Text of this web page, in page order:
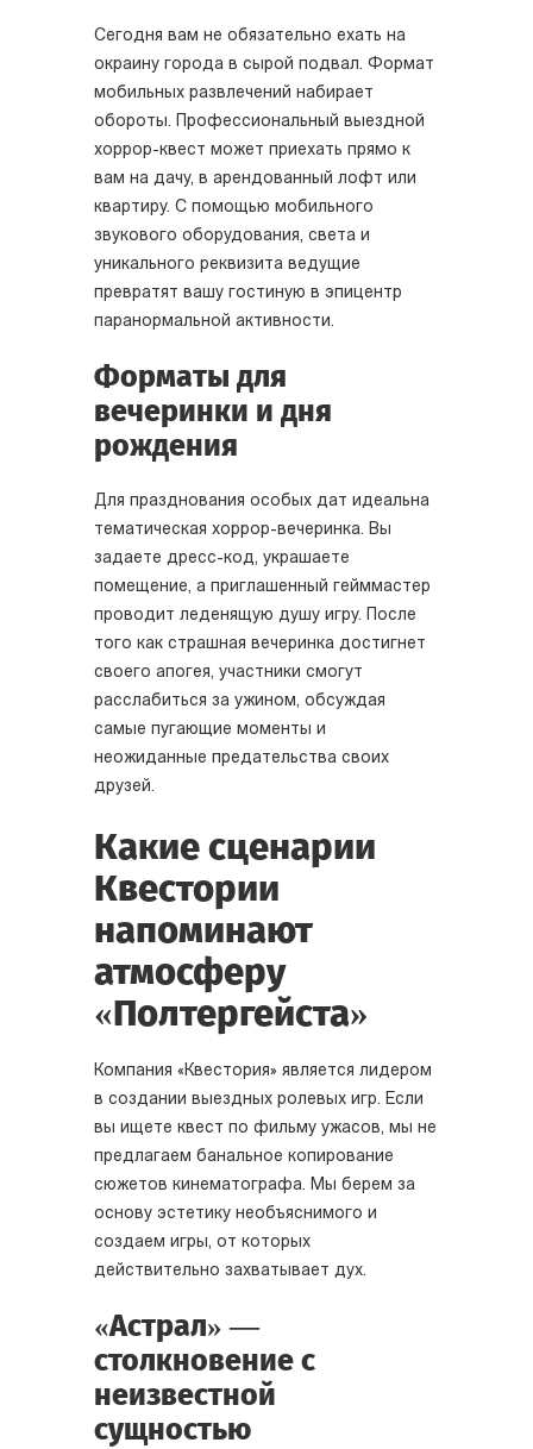
Сегодня вам не обязательно ехать на
окраину города в сырой подвал. Формат
мобильных развлечений набирает
обороты. Профессиональный выездной
хоррор-квест может приехать прямо к
вам на дачу, в арендованный лофт или
квартиру. С помощью мобильного
звукового оборудования, света и
уникального реквизита ведущие
превратят вашу гостиную в эпицентр
паранормальной активности.
Форматы для
вечеринки и дня
рождения
Для празднования особых дат идеальна
тематическая хоррор-вечеринка. Вы
задаете дресс-код, украшаете
помещение, а приглашенный гейммастер
проводит леденящую душу игру. После
того как страшная вечеринка достигнет
своего апогея, участники смогут
расслабиться за ужином, обсуждая
самые пугающие моменты и
неожиданные предательства своих
друзей.
Какие сценарии
Квестории
напоминают
атмосферу
«Полтергейста»
Компания «Квестория» является лидером
в создании выездных ролевых игр. Если
вы ищете квест по фильму ужасов, мы не
предлагаем банальное копирование
сюжетов кинематографа. Мы берем за
основу эстетику необъяснимого и
создаем игры, от которых
действительно захватывает дух.
«Астрал» —
столкновение с
неизвестной
сущностью